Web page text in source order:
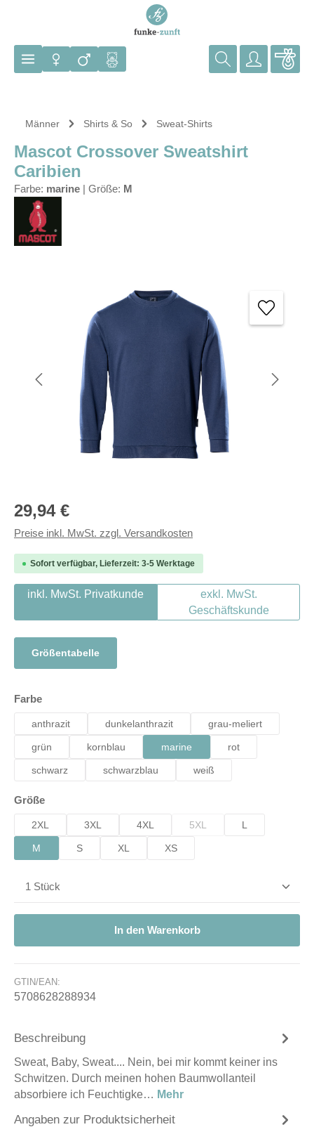
Männer Shirts & So Sweat-Shirts
Mascot Crossover Sweatshirt
Caribien
Farbe: marine Größe: M
Regulärer Preis:
29,94 €
Preise inkl. MwSt. zzgl. Versandkosten
Sofort verfügbar, Lieferzeit: 3-5 Werktage
inkl. MwSt. Privatkunde
exkl. MwSt.
Geschäftskunde
Größentabelle
Farbeauswählen
anthrazit dunkelanthrazit grau-meliert
grün kornblau marine rot
schwarz schwarzblau weiß
Größeauswählen
2XL 3XL 4XL 5XL L
M S XL XS
Produkt Anzahl: Gib den gewünschten Wert ein
In den Warenkorb
GTIN/EAN:
5708628288934
Beschreibung
Sweat, Baby, Sweat.... Nein, bei mir kommt keiner ins
Schwitzen. Durch meinen hohen Baumwollanteil
absorbiere ich Feuchtigke… Mehr
Angaben zur Produktsicherheit